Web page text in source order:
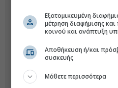
Εξατομικευμένη
μέτρηση διαφήμισης
κοινού και ανάπτυξη
Αποθήκευση ή/και
συσκευής
Μάθετε περισσότερα